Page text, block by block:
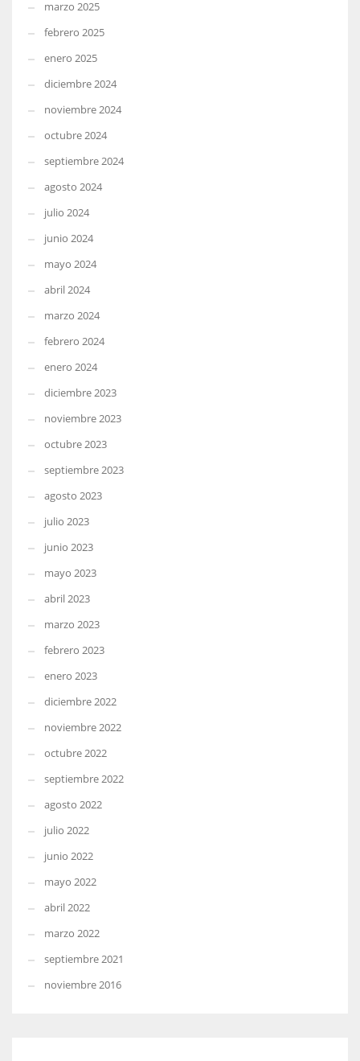
marzo 2025
febrero 2025
enero 2025
diciembre 2024
noviembre 2024
octubre 2024
septiembre 2024
agosto 2024
julio 2024
junio 2024
mayo 2024
abril 2024
marzo 2024
febrero 2024
enero 2024
diciembre 2023
noviembre 2023
octubre 2023
septiembre 2023
agosto 2023
julio 2023
junio 2023
mayo 2023
abril 2023
marzo 2023
febrero 2023
enero 2023
diciembre 2022
noviembre 2022
octubre 2022
septiembre 2022
agosto 2022
julio 2022
junio 2022
mayo 2022
abril 2022
marzo 2022
septiembre 2021
noviembre 2016